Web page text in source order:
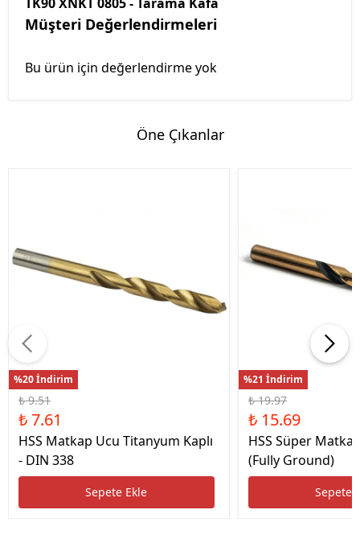
Müşteri Değerlendirmeleri
Bu ürün için değerlendirme yok
Öne Çıkanlar
%20 İndirim
₺ 9.51
₺ 7.61
HSS Matkap Ucu Titanyum Kaplı
- DIN 338
Sepete Ekle
%21 İndirim
₺ 19.97
₺ 15.69
HSS Süper
(Fully Ground)
Sepete